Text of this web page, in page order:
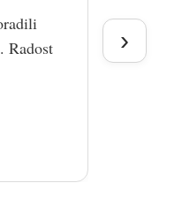
Radost
›